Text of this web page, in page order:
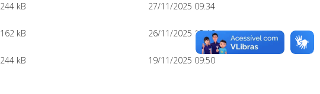
244 kB 27/11/2025 09:34
162 kB 26/11/2025 13:46
244 kB 19/11/2025 09:50